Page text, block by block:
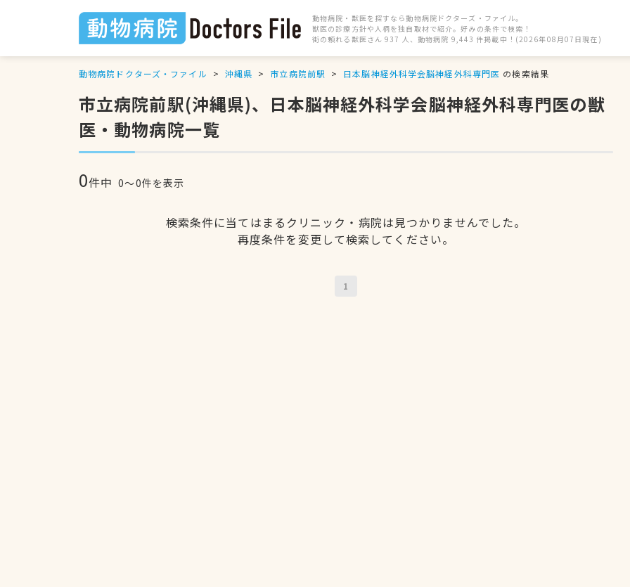
動物病院・獣医を探すなら動物病院ドクターズ・ファイル。
獣医の診療方針や人柄を独自取材で紹介。好みの条件で検索！
街の頼れる獣医さん 937 人、動物病院 9,443 件掲載中！(2026年08月07日現在)
動物病院ドクターズ・ファイル 沖縄県 市立病院前駅 日本脳神経外科学会脳神経外科専門医 の検索結果
市立病院前駅(沖縄県)、日本脳神経外科学会脳神経外科専門医の獣
医・動物病院一覧
0件中 0〜0件を表示
検索条件に当てはまるクリニック・病院は見つかりませんでした。
再度条件を変更して検索してください。
1